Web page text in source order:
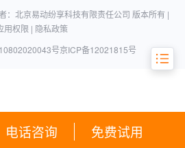
电话咨询 免费试用
五、进行有效的品牌延伸和扩展
：北京易动纷享科技有限责任公司 版本所有 |
用权限 | 隐私政策
号京ICP备12021815号